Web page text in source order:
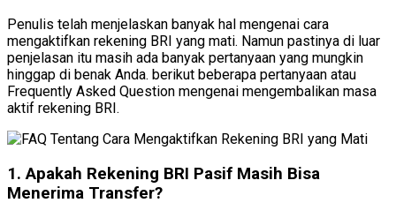
Penulis telah menjelaskan banyak hal mengenai cara
mengaktifkan rekening BRI yang mati. Namun pastinya di luar
penjelasan itu masih ada banyak pertanyaan yang mungkin
hinggap di benak Anda. berikut beberapa pertanyaan atau
Frequently Asked Question mengenai mengembalikan masa
aktif rekening BRI.
1. Apakah Rekening BRI Pasif Masih Bisa
Menerima Transfer?